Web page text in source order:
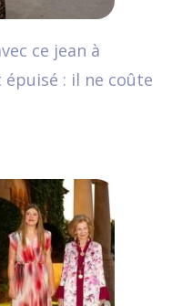
ce jean à
: il ne coûte